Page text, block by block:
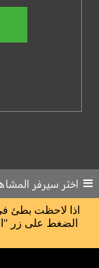
اختر سيرفر
اذا لاحظت بطئ
الضغط على زر